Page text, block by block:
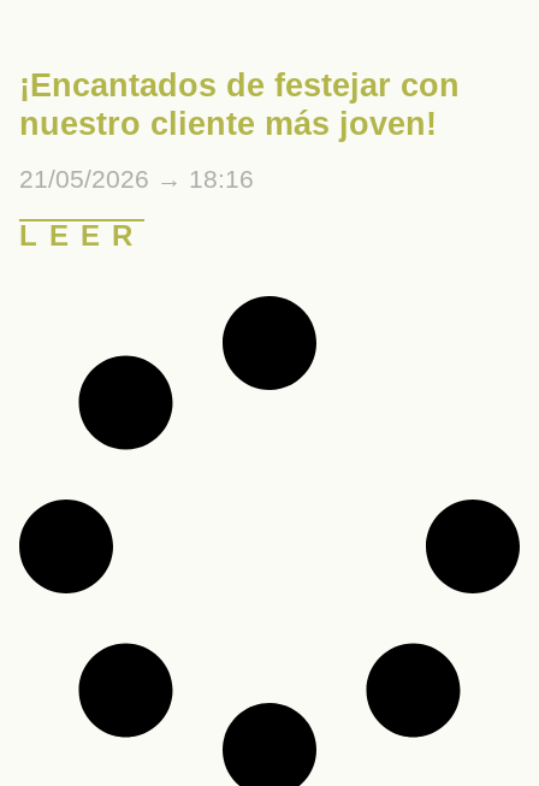
¡Encantados de festejar con
nuestro cliente más joven!
21/05/2026 18:16
LEER